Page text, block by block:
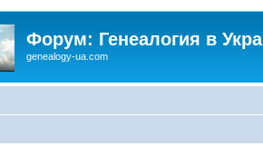
Форум: Генеалогия в
genealogy-ua.com